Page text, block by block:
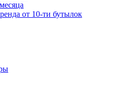
от 10-ти бутылок